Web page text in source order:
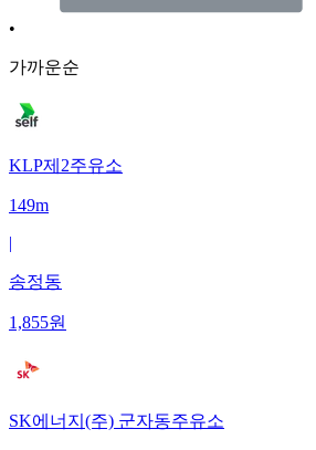
•
가까운순
KLP제2주유소
149m
|
송정동
1,855원
SK에너지(주) 군자동주유소